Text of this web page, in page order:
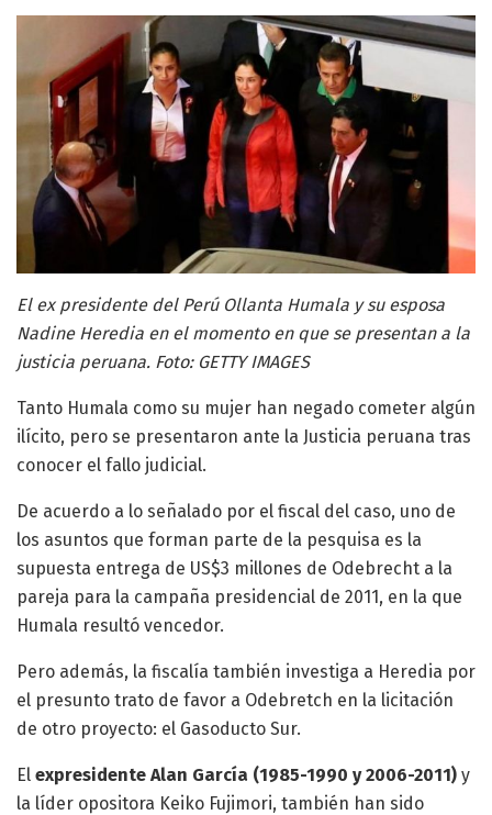
El ex presidente del Perú Ollanta Humala y su esposa
Nadine Heredia en el momento en que se presentan a la
justicia peruana. Foto: GETTY IMAGES
Tanto Humala como su mujer han negado cometer algún
ilícito, pero se presentaron ante la Justicia peruana tras
conocer el fallo judicial.
De acuerdo a lo señalado por el fiscal del caso, uno de
los asuntos que forman parte de la pesquisa es la
supuesta entrega de US$3 millones de Odebrecht a la
pareja para la campaña presidencial de 2011, en la que
Humala resultó vencedor.
Pero además, la fiscalía también investiga a Heredia por
el presunto trato de favor a Odebretch en la licitación
de otro proyecto: el Gasoducto Sur.
El expresidente Alan García (1985-1990 y 2006-2011) y
la líder opositora Keiko Fujimori, también han sido